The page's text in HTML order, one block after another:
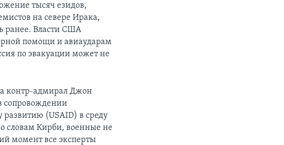
тысяч езидов,
на севере Ирака,
ранее. Власти США
помощи и авиаударам
по эвакуации может не
контр-адмирал Джон
сопровождении
(USAID) в среду
словам Кирби, военные не
момент все эксперты